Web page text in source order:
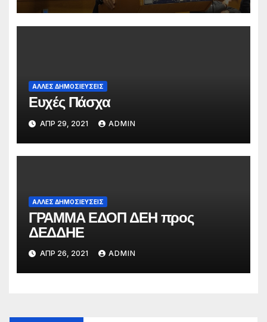
συνθήματα, να συμμετέχει στο
διάλογο για την προάσπιση των
ΆΛΛΕΣ ΔΗΜΟΣΙΕΎΣΕΙΣ
Ευχές Πάσχα
ΑΠΡ 29, 2021 ADMIN
ΆΛΛΕΣ ΔΗΜΟΣΙΕΎΣΕΙΣ
ΓΡΑΜΜΑ ΕΔΟΠ ΔΕΗ προς
ΔΕΔΔΗΕ
ΑΠΡ 26, 2021 ADMIN